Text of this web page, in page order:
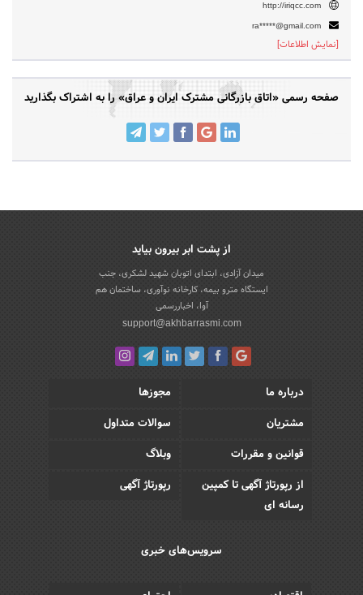
http://iriqcc.com
ra*****@gmail.com
[نمایش اطلاعات]
صفحه رسمی «اتاق بازرگانی مشترک ایران و عراق» را به اشتراک بگذارید
از پشت ابر بیرون بیاید
میدان آزادی، ابتدای اتوبان شهید لشکری، جنب
ایستگاه مترو بیمه، کارخانه نوآوری، ساختمان هم
آوا، اخباررسمی
support@akhbarrasmi.com
درباره ما
مجوزها
مشتریان
سوالات متداول
قوانین و مقررات
وبلاگ
از رپورتاژ آگهی تا کمپین
رسانه ای
رپورتاژ آگهی
سرویس‌های خبری